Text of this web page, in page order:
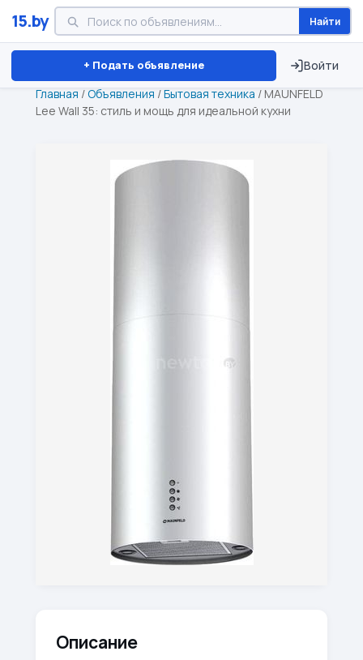
15.by Найти
+ Подать объявление Войти
Минск Витебск Брест ⏱ ТОЛЬКО 15 ДНЕЙ
Главная /Объявления /Бытовая техника / MAUNFELD
Lee Wall 35: стиль и мощь для идеальной кухни
Описание